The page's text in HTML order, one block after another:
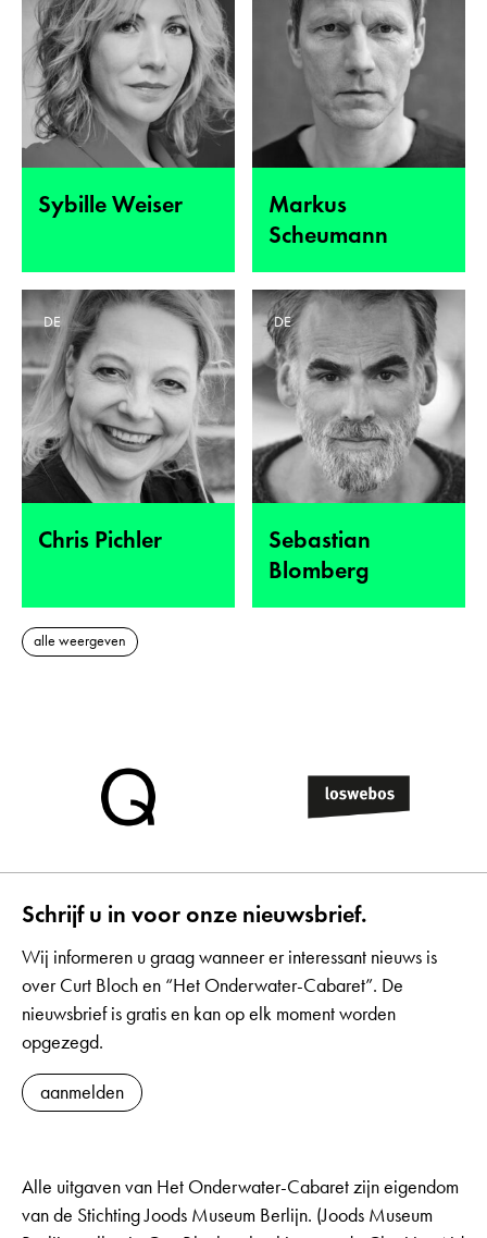
Sybille Weiser
Markus
Scheumann
Chris Pichler
DE
Sebastian
Blomberg
DE
alle weergeven
Schrijf u in voor onze nieuwsbrief.
Wij informeren u graag wanneer er interessant nieuws is
over Curt Bloch en “Het Onderwater-Cabaret”. De
nieuwsbrief is gratis en kan op elk moment worden
opgezegd.
aanmelden
Alle uitgaven van Het Onderwater-Cabaret zijn eigendom
van de Stichting Joods Museum Berlijn. (Joods Museum